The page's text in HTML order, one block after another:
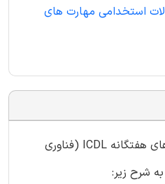
استخدامی مهارت های
درسنامه استخدامی مهارت های هفتگانه ICDL (فناوری